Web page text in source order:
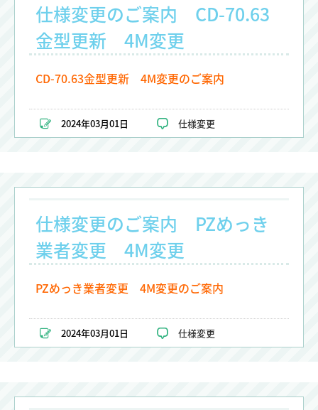
仕様変更のご案内 CD-70.63
金型更新 4M変更
CD-70.63金型更新 4M変更のご案内
2024年03月01日 仕様変更
仕様変更のご案内 PZめっき
業者変更 4M変更
PZめっき業者変更 4M変更のご案内
2024年03月01日 仕様変更